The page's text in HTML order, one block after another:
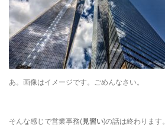
あ。画像はイメージです。ごめんなさい。
そんな感じで営業事務(見習い)の話は終わります。